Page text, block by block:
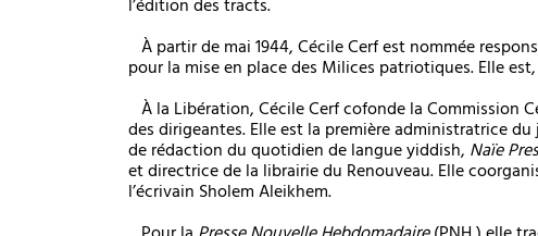
l’édition des tracts.
À partir de mai 1944, Cécile Cerf est nommée
pour la mise en place des Milices patriotiques. Elle
À la Libération, Cécile Cerf cofonde la Commission
des dirigeantes. Elle est la première administratrice
de rédaction du quotidien de langue yiddish, Naïe
et directrice de la librairie du Renouveau. Elle
l’écrivain Sholem Aleikhem.